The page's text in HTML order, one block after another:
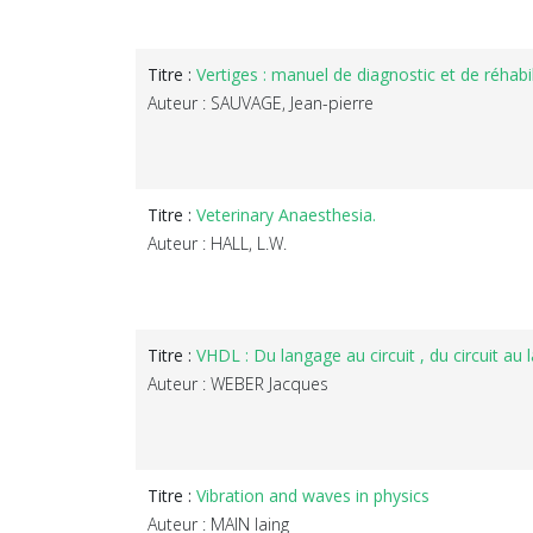
Titre : Vertiges : manuel de diagnostic et de
Auteur : SAUVAGE, Jean-pierre
Titre : Veterinary Anaesthesia.
Auteur : HALL, L.W.
Titre : VHDL : Du langage au circuit , du circuit au
Auteur : WEBER Jacques
Titre : Vibration and waves in physics
Auteur : MAIN Iaing